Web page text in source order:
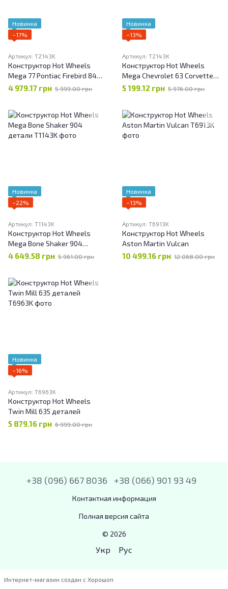
Новинка
−17%
Артикул: T2143K
Конструктор Hot Wheels
Mega 77 Pontiac Firebird 843
детали
4 979.17 грн 5 999.00 грн
Новинка
−13%
Артикул: T2143K
Конструктор Hot Wheels
Mega Chevrolet 63 Corvette
Grand Sport 1060 деталей
5 199.12 грн 5 976.00 грн
Новинка
−22%
Артикул: T1143K
Конструктор Hot Wheels
Mega Bone Shaker 904
детали
4 649.58 грн 5 961.00 грн
Новинка
−13%
Артикул: T6913K
Конструктор Hot Wheels
Aston Martin Vulcan
10 499.16 грн 12 068.00 грн
Новинка
−16%
Артикул: T6963K
Конструктор Hot Wheels
Twin Mill 635 деталей
5 879.16 грн 6 999.00 грн
+38 (096) 667 8036 +38 (066) 901 93 49
Контактная информация
Полная версия сайта
© 2026
Укр Рус
Интернет-магазин создан с Хорошоп